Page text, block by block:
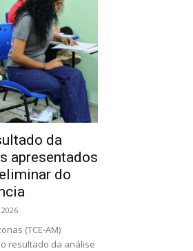
da
apresentados
do
(TCE-AM)
resultado da análise